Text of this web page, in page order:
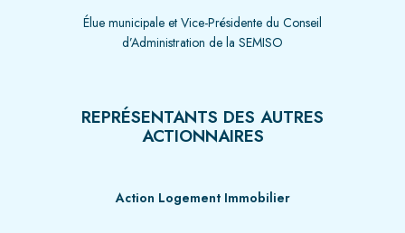
Élue municipale et Vice-Présidente du Conseil
d’Administration de la SEMISO
REPRÉSENTANTS DES AUTRES
ACTIONNAIRES
Action Logement Immobilier